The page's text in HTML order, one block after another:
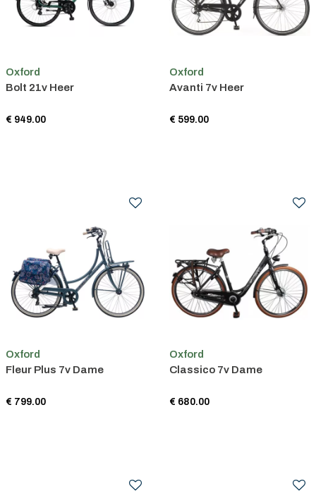
Oxford
Bolt 21v Heer
€ 949.00
Oxford
Avanti 7v Heer
€ 599.00
Oxford
Fleur Plus 7v Dame
€ 799.00
Oxford
Classico 7v Dame
€ 680.00